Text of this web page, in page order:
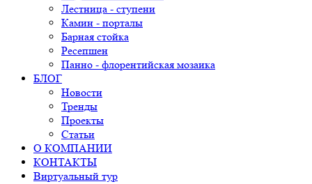
Лестница - ступени
Камин - порталы
Барная стойка
Ресепшен
Панно - флорентийская мозаика
БЛОГ
Новости
Тренды
Проекты
Статьи
О КОМПАНИИ
КОНТАКТЫ
Виртуальный тур